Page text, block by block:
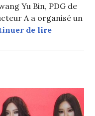
Yu Bin, PDG de
A a organisé un
de lireL’agence